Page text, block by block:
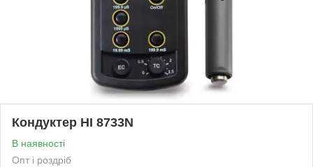
Кондуктер HI 8733N
В наявності
Опт і роздріб